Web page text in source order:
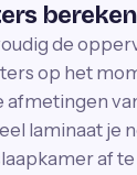
de
op het
afmetingen
laminaat je
af